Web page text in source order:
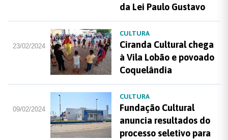
da Lei Paulo Gustavo
23/02/2024
CULTURA
Ciranda Cultural chega
à Vila Lobão e povoado
Coquelândia
09/02/2024
CULTURA
Fundação Cultural
anuncia resultados do
processo seletivo para